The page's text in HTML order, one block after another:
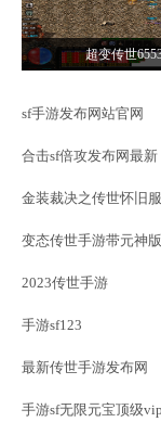
超变传世
sf手游发布网站官网
合击sf倍攻发布网最新
金装裁决之传世怀旧服
变态传世手游带元神
2023传世手游
手游sf123
最新传世手游发布网
手游sf无限元宝顶级vip